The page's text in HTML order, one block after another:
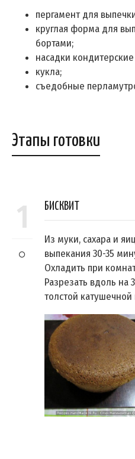
пергамент для
круглая форма для
бортами;
насадки
кукла;
съедобные
Этапы готовки
1 БИСКВИТ
Из муки, сахара и
выпекания 30-35
Охладить при
Разрезать вдоль на
толстой катушечной